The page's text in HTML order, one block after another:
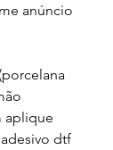
anúncio
aplique
dtf